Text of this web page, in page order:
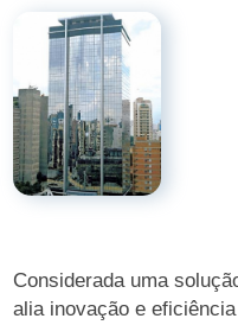
Considerada uma
alia inovação e